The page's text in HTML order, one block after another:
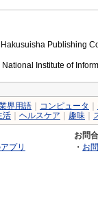
Publishing
Institute of
界用語 コンピュータ
活 ヘルスケア 趣味
プリ
お問
・ お